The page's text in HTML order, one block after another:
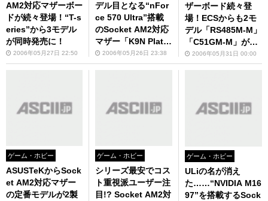
AM2対応マザーボー
ドが続々登場！“T-s
eries”から3モデル
が同時発売に！
2006年05月27日 22:50
デル目となる“nFor
ce 570 Ultra”搭載
のSocket AM2対応
マザー「K9N Platin
um」が登場！
2006年05月26日 23:38
ザーボード続々登
場！ECSからも2モ
デル「RS485M-M」
「C51GM-M」がデ
ビュー！
2006年05月31日 00:00
ゲーム・ホビー
ASUSTeKからSock
et AM2対応マザー
の定番モデルが2製
ゲーム・ホビー
シリーズ最安でコス
ト重視派ユーザー注
目!? Socket AM2対
ゲーム・ホビー
ULiの名が消え
た……“NVIDIA M16
97”を搭載するSock